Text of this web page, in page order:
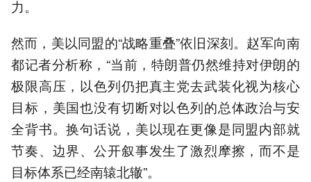
力。
然而，美以同盟的“战略重叠”依旧深刻。赵军向南
都记者分析称，“当前，特朗普仍然维持对伊朗的
极限高压，以色列仍把真主党去武装化视为核心
目标，美国也没有切断对以色列的总体政治与安
全背书。换句话说，美以现在更像是同盟内部就
节奏、边界、公开叙事发生了激烈摩擦，而不是
目标体系已经南辕北辙”。